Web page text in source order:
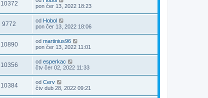
10372
pon čer 13, 2022 18:23
9772 od Hobol
pon čer 13, 2022 18:06
10890 od martinius96
pon čer 13, 2022 11:01
10356 od esperkac
čtv čer 02, 2022 11:33
10384 od Cerv
čtv dub 28, 2022 09:21